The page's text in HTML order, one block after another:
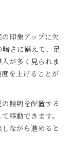
印象アップに欠
さに備えて、足
が多く見られま
を上げることが
照明を配置する
移動できます。
ながら進めると